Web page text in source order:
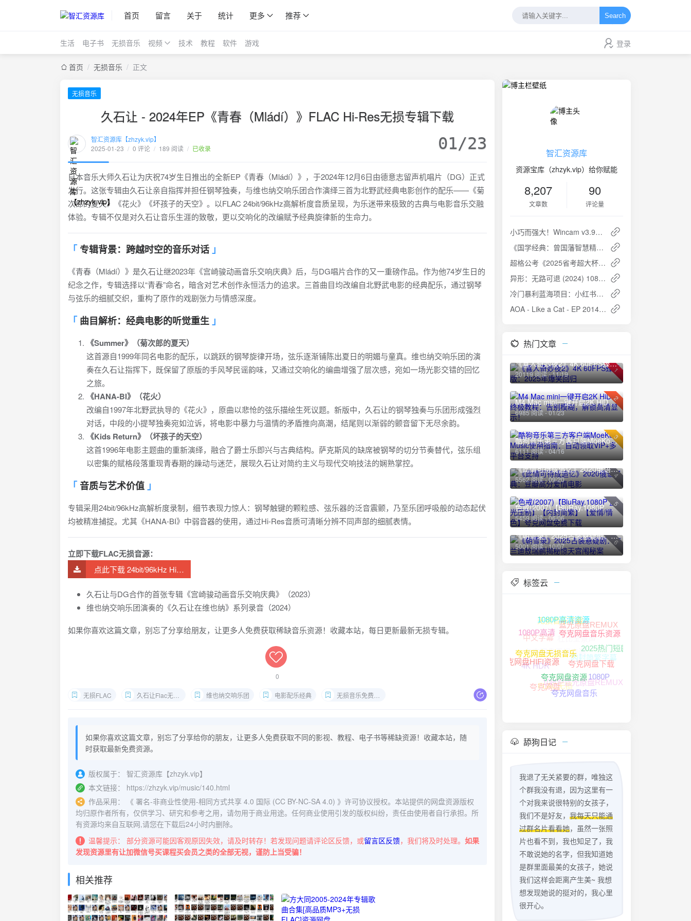
首页 留言 关于 统计 更多 推荐 Search
生活 电子书 无损音乐 视频 技术 教程 软件 游戏 登录
首页 / 无损音乐 / 正文
无损音乐
久石让 - 2024年EP《青春（Mládí）》FLAC Hi-Res无损专辑下载
智汇资源库【zhzyk.vip】
2025-01-23 / 0 评论 / 189 阅读 / 已收录 01/23
日本音乐大师久石让为庆祝74岁生日推出的全新EP《青春（Mládí）》，于2024年12月6日由德意志留声机唱片（DG）正式
发行。这张专辑由久石让亲自指挥并担任钢琴独奏，与维也纳交响乐团合作演绎三首为北野武经典电影创作的配乐——《菊
次郎的夏天》《花火》《坏孩子的天空》。以FLAC 24bit/96kHz高解析度音质呈现，为乐迷带来极致的古典与电影音乐交融
体验。专辑不仅是对久石让音乐生涯的致敬，更以交响化的改编赋予经典旋律新的生命力。
专辑背景：跨越时空的音乐对话
《青春（Mládí）》是久石让继2023年《宫崎骏动画音乐交响庆典》后，与DG唱片合作的又一重磅作品。作为他74岁生日的
纪念之作，专辑选择以“青春”命名，暗含对艺术创作永恒活力的追求。三首曲目均改编自北野武电影的经典配乐，通过钢琴
与弦乐的细腻交织，重构了原作的戏剧张力与情感深度。
曲目解析：经典电影的听觉重生
《Summer》（菊次郎的夏天）
这首源自1999年同名电影的配乐，以跳跃的钢琴旋律开场，弦乐逐渐铺陈出夏日的明媚与童真。维也纳交响乐团的演
奏在久石让指挥下，既保留了原版的手风琴民谣韵味，又通过交响化的编曲增强了层次感，宛如一场光影交错的回忆
之旅。
《HANA-BI》（花火）
改编自1997年北野武执导的《花火》，原曲以悲怆的弦乐描绘生死议题。新版中，久石让的钢琴独奏与乐团形成强烈
对话，中段的小提琴独奏宛如泣诉，将电影中暴力与温情的矛盾推向高潮，结尾则以渐弱的颤音留下无尽余韵。
《Kids Return》（坏孩子的天空）
这首1996年电影主题曲的重新演绎，融合了爵士乐即兴与古典结构。萨克斯风的缺席被钢琴的切分节奏替代，弦乐组
以密集的赋格段落重现青春期的躁动与迷茫，展现久石让对简约主义与现代交响技法的娴熟掌控。
音质与艺术价值
专辑采用24bit/96kHz高解析度录制，细节表现力惊人：钢琴触键的颗粒感、弦乐器的泛音震颤，乃至乐团呼吸般的动态起伏
均被精准捕捉。尤其《HANA-BI》中弱音器的使用，通过Hi-Res音质可清晰分辨不同声部的细腻表情。
立即下载FLAC无损音源：
点此下载 24bit/96kHz Hi-Res版本
久石让与DG合作的首张专辑《宫崎骏动画音乐交响庆典》（2023）
维也纳交响乐团演奏的《久石让在维也纳》系列录音（2024）
如果你喜欢这篇文章，别忘了分享给朋友，让更多人免费获取稀缺音乐资源！收藏本站，每日更新最新无损专辑。
0
无损FLAC 久石让Flac无损音乐 维也纳交响乐团 电影配乐经典 无损音乐免费下载
如果你喜欢这篇文章，别忘了分享给你的朋友，让更多人免费获取不同的影视、教程、电子书等稀缺资源！收藏本站，随
时获取最新免费资源。
版权属于：
智汇资源库【zhzyk.vip】
本文链接：
https://zhzyk.vip/music/140.html
作品采用：
《 署名-非商业性使用-相同方式共享 4.0 国际 (CC BY-NC-SA 4.0) 》许可协议授权。本站提供的网盘资源版权
均归原作者所有，仅供学习、研究和参考之用，请勿用于商业用途。任何商业使用引发的版权纠纷，责任由使用者自行承担。所
有资源均来自互联网,请您在下载后24小时内删除。
温馨提示：
部分资源可能因客观原因失效，请及时转存！若发现问题请评论区反馈，或留言区反馈，我们将及时处理。 如果
发现资源里有让加微信号买课程买会员之类的全部无视，谨防上当受骗！
相关推荐
智汇资源库
资源宝库（zhzyk.vip）给你赋能
8,207
文章数
90
评论量
小巧而强大！Wincam v3.9：你的Windows录屏神器
《国学经典：曾国藩智慧精髓大合集》- 修身治学，智慧传承
超格公考《2025省考超大杯刷题课 (五合一)》- 精准把握考情，高效备战省考
异形：无路可退 (2024) 1080P 中文字幕 [动作/科幻]
冷门暴利蓝海项目：小红书卖小吃配方，一部手机轻松月入过万
AOA - Like a Cat - EP 2014 -ALAC
热门文章
1
《喜人奇妙夜2》4K 60FPS臻彩版：2025年爆笑回归
20119 阅读 - 11/19
2
M4 Mac mini一键开启2K HiDPI终极教程：告别模糊，解锁高清显示！
6985 阅读 - 01/23
3
酷狗音乐第三方客户端MoeKoe Music使用指南：自动领取VIP+多平台支持
6111 阅读 - 04/16
4
《此情可待成追忆》2020俄语经典：豆瓣高分爱情电影
5562 阅读 - 09/20
5
色戒(2007)【BluRay.1080P 蓝光压制】【内封简繁】【爱情/情色】夸克网盘免费下载
5459 阅读 - 06/06
6
《朝雪录》2025古装悬疑剧：李兰迪敖瑞鹏揭秘惊天宫闱秘案
5001 阅读 - 10/07
标签云
夸克网盘无损音乐
夸克网盘资源
夸克网盘下载
夸克网盘音乐资源
1080P高清资源
1080P高清
夸克网盘HIFI资源
夸克网盘夸克网盘音乐
1080P
2025热门短剧
蓝光原盘REMUX
无损音乐下载
中文字幕
4K HDR
FLAC无损
1080P蓝光原盘REMUX
内封简繁字幕
杜比全景声
夸克网盘无损音源
舔狗日记
我退了无关紧要的群，唯独这
个群我没有退，因为这里有一
个对我来说很特别的女孩子，
我们不是好友， 我每天只能通
过群名片看看她，虽然一张照
片也看不到，我也知足了，我
不敢说她的名字，但我知道她
是群里面最美的女孩子，她说
我们这样会距离产生美~ 我想
想发现她说的挺对的，我心里
很开心。